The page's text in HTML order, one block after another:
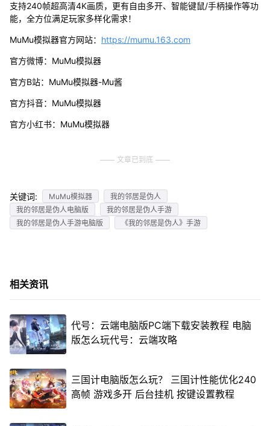
支持240帧超高清4K画质，更有自由多开、智能键鼠/手柄操作等功
能，全方位满足玩家多样化需求！
MuMu模拟器官方网站： https://mumu.163.com
官方微博：MuMu模拟器
官方B站：MuMu模拟器-Mu酱
官方抖音：MuMu模拟器
官方小红书：MuMu模拟器
文章已到底
关键词: MuMu模拟器
我的邻居是伪人
我的邻居是伪人电脑版
我的邻居是伪人手游
我的邻居是伪人手游电脑版
《我的邻居是伪人》手游
相关资讯
代号：云端电脑版PC端下载安装教程 电脑
版怎么玩代号：云端攻略
三国计电脑版怎么玩？ 三国计性能优化240
高帧 游戏多开 后台挂机 按键设置教程